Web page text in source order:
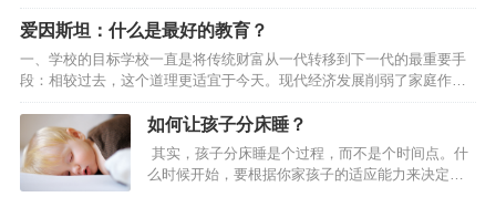
师，这样充满批判性的话，我不该说，可是，此刻，我不在咨询中，我
是一个…
慌，需要依赖的重要原因，但是在孩子的不安情绪
里，孩子一部分来自于安全感的匮乏。台剧《想见
你》讲述的是一个年轻人之间的故事，在这个故事
中，陈韵如是一个有原生家庭创伤的女儿，她的母
亲重男轻女，家里什么都要给弟弟，包括她自己，
也是对弟弟迁就、牺牲的“物品”之一。陈韵如是一个
从小就内向孤僻的女生，戴着一个耳机自己走在路
上，看起来很孤独又很自如，可是那份拒绝让人以
爱因斯坦：什么是最好的教育？
一、学校的目标学校一直是将传统财富从一代转移到下一代的最重要手
段：相较过去，这个道理更适宜于今天。现代经济发展削弱了家庭作为
传统和教育承载者的角色。因此，人类社会的生存和健康更加依赖于学
校。有时候，人们把学校看成仅仅是一种工具，靠它将一定数量的知识
传递给成长中的下一代。事实并不是这样的。知识是死的，而学校却是
在为活人服务。它旨在培养年轻人对社会繁荣有价值的品质和能力。但
这并不意味着剥夺个人的独特性，以使他成为社区中不情愿的工具，就
如何让孩子分床睡？
其实，孩子分床睡是个过程，而不是个时间点。什
么时候开始，要根据你家孩子的适应能力来决定，